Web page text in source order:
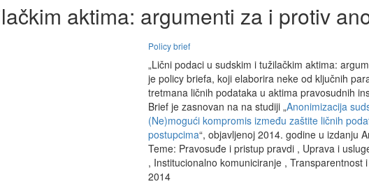
aktima: argumenti za i protiv
Policy brief
„Lični podaci u sudskim i tužilačkim aktima:
je policy briefa, koji elaborira neke od ključnih
tretmana ličnih podataka u aktima pravosudnih
Brief je zasnovan na na studiji „Anonimizacija
(Ne)mogući kompromis između zaštite ličnih
postupcima“, objavljenoj 2014. godine u izdanju
Teme: Pravosuđe i pristup pravdi , Uprava i
, Institucionalno komuniciranje , Transparentnost
2014